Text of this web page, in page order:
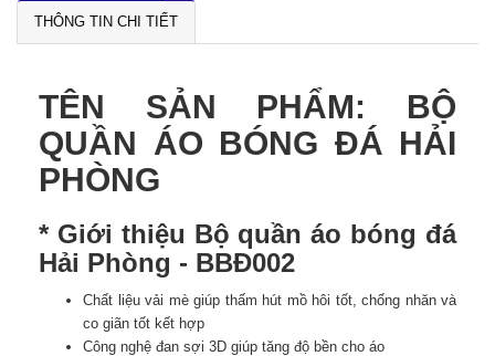
THÔNG TIN CHI TIẾT
TÊN SẢN PHẨM: BỘ
QUẦN ÁO BÓNG ĐÁ HẢI
PHÒNG
* Giới thiệu Bộ quần áo bóng đá
Hải Phòng - BBĐ002
Chất liệu vải mè giúp thấm hút mồ hôi tốt, chống nhăn và
co giãn tốt kết hợp
Công nghệ đan sợi 3D giúp tăng độ bền cho áo